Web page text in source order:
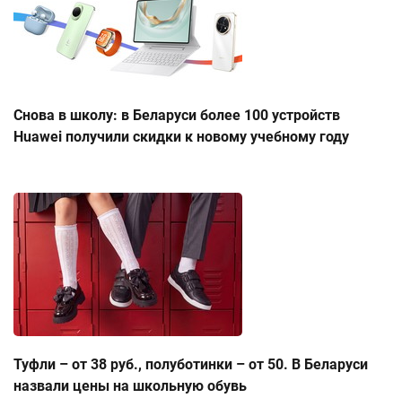
Снова в школу: в Беларуси более 100 устройств
Huawei получили скидки к новому учебному году
Туфли – от 38 руб., полуботинки – от 50. В Беларуси
назвали цены на школьную обувь